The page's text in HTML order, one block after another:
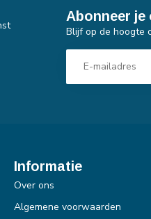
Abonneer je
Blijf op de hoogte
Informatie
Over ons
Algemene voorwaarden